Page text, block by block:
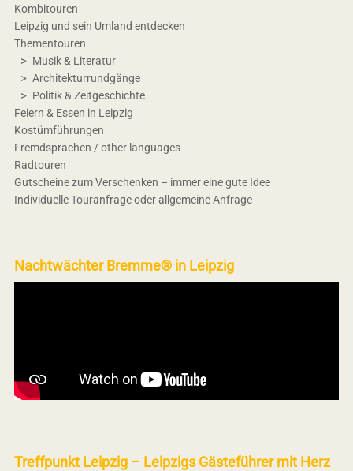
Kombitouren
Leipzig und sein Umland entdecken
Thementouren
Musik & Literatur
Architekturrundgänge
Politik & Zeitgeschichte
Feiern & Essen in Leipzig
Kostümführungen
Fremdsprachen / other languages
Radtouren
Gutscheine zum Verschenken – immer eine gute Idee
Individuelle Touranfrage oder allgemeine Anfrage
Nachtwächter Bremme® in Leipzig
Treffpunkt Leipzig – Leipzigs Gästeführer mit Herz